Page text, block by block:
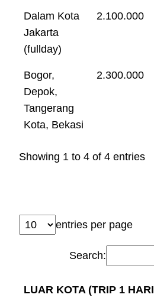
Dalam Kota
Jakarta
(fullday)
2.100.000
Bogor,
Depok,
Tangerang
Kota, Bekasi
2.300.000
Showing 1 to 4 of 4 entries
entries per page
Search:
LUAR KOTA (TRIP 1